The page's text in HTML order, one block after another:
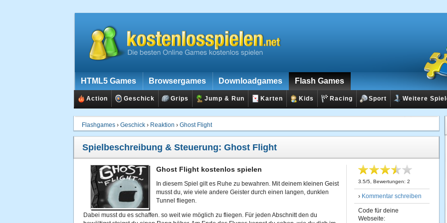
HTML5 Games Browsergames Downloadgames Flash Games
Action Geschick Grips Jump & Run Karten Kids Racing Sport Weitere
Flashgames › Geschick › Reaktion › Ghost Flight
Spielbeschreibung & Steuerung: Ghost Flight
Ghost Flight kostenlos spielen
In diesem Spiel gilt es Ruhe zu bewahren. Mit deinem kleinen Geist
musst du, wie viele andere Geister durch einen langen, dunklen
Tunnel fliegen.
Dabei musst du es schaffen. so weit wie möglich zu fliegen. Für jeden Abschnitt den du
3.5/5 , Bewertungen: 2
› Kommentar schreiben
Code für deine
Webseite: